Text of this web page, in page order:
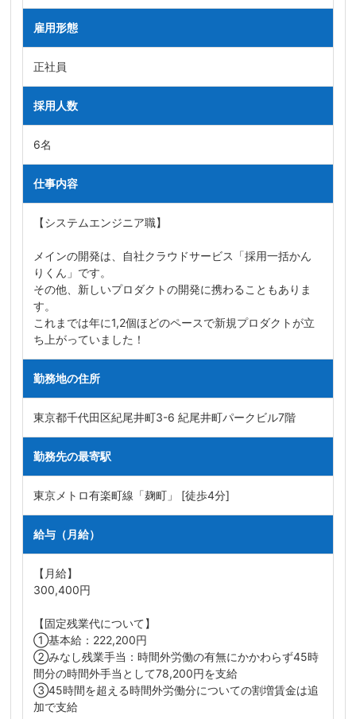
雇用形態
正社員
採用人数
6名
仕事内容
【システムエンジニア職】
メインの開発は、自社クラウドサービス「採用一括かん
りくん」です。
その他、新しいプロダクトの開発に携わることもありま
す。
これまでは年に1,2個ほどのペースで新規プロダクトが立
ち上がっていました！
勤務地の住所
東京都千代田区紀尾井町3-6 紀尾井町パークビル7階
勤務先の最寄駅
東京メトロ有楽町線「麹町」 [徒歩4分]
給与（月給）
【月給】
300,400円
【固定残業代について】
①基本給：222,200円
②みなし残業手当：時間外労働の有無にかかわらず45時
間分の時間外手当として78,200円を支給
③45時間を超える時間外労働分についての割増賃金は追
加で支給